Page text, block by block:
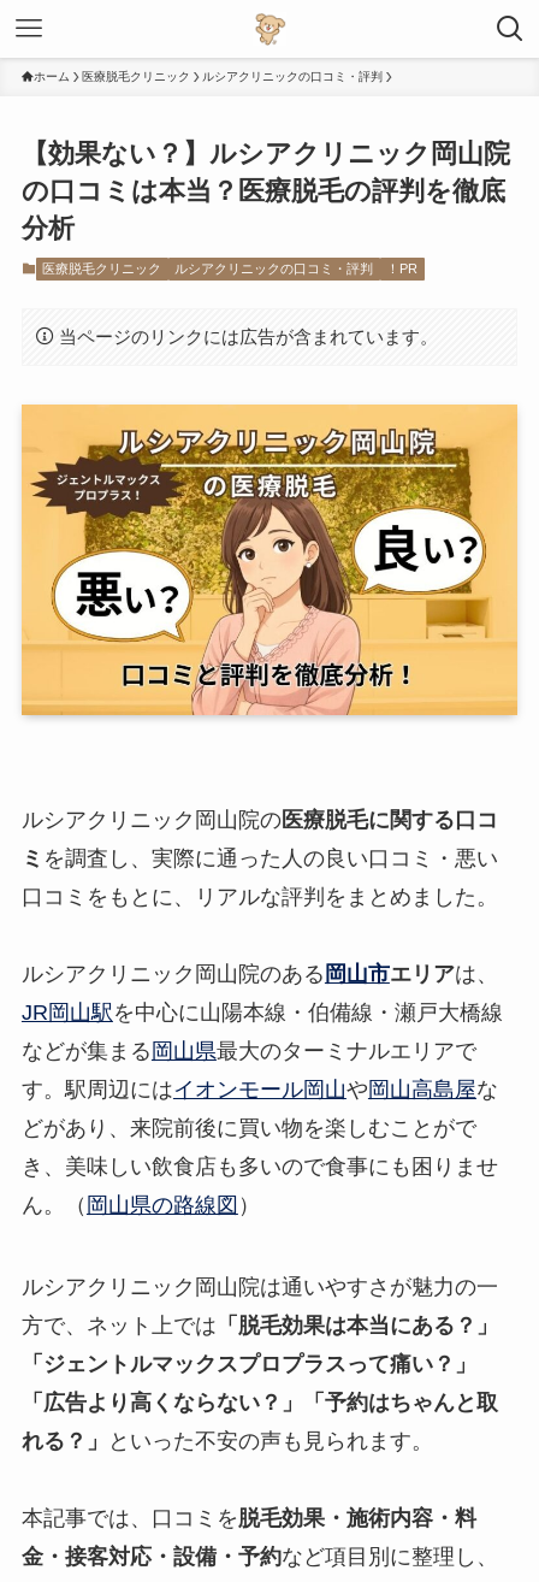
ホーム 医療脱毛クリニック ルシアクリニックの口コミ・評判
【効果ない？】ルシアクリニック岡山院
の口コミは本当？医療脱毛の評判を徹底
分析
医療脱毛クリニック ルシアクリニックの口コミ・評判 ！PR
当ページのリンクには広告が含まれています。
ルシアクリニック岡山院の医療脱毛に関する口コ
ミ を調査し、実際に通った人の良い口コミ・悪い
口コミをもとに、リアルな評判をまとめました。
ルシアクリニック岡山院のある 岡山市エリアは、
JR岡山駅を中心に山陽本線・伯備線・瀬戸大橋線
などが集まる 岡山県最大のターミナルエリアで
す。駅周辺にはイオンモール岡山や 岡山高島屋な
どがあり、来院前後に買い物を楽しむことがで
き、美味しい飲食店も多いので食事にも困りませ
ん。（ 岡山県の路線図 ）
ルシアクリニック岡山院は通いやすさが魅力の一
方で、ネット上では 「脱毛効果は本当にある？」
「ジェントルマックスプロプラスって痛い？」
「広告より高くならない？」「予約はちゃんと取
れる？」
といった不安の声も見られます。
本記事では、口コミを脱毛効果・施術内容・料
金・接客対応・設備・予約など項目別に整理し、